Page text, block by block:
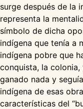
surge después de la
representa la
símbolo de dicha
indígena que tenía a
indígena pobre que
conquista, la
ganado nada y
indígena de esas
características del